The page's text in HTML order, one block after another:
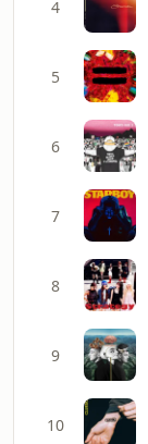
4
5
6
7
8
9
10